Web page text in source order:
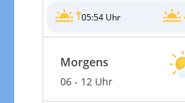
05:54 Uhr
Morgens
06 - 12 Uhr